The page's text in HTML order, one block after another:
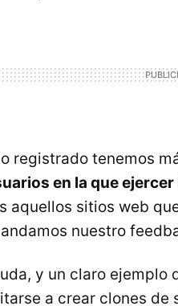
registrado tenemos
en la que
aquellos sitios web
nuestro
y un claro ejemplo
a crear clones de